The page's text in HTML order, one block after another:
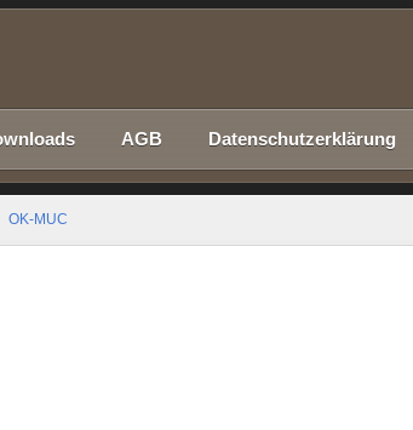
AGB Datenschutzerklärung
OK-MUC